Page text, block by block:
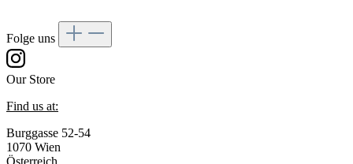
Folge uns
Our Store
Find us at:
Burggasse 52-54
1070 Wien